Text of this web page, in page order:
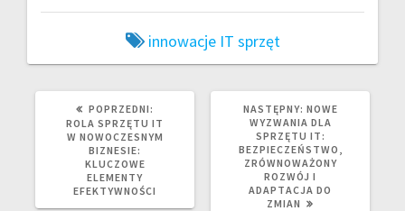
innowacje IT sprzęt
POPRZEDNI:
WPIS:
ROLA SPRZĘTU IT
W NOWOCZESNYM
BIZNESIE:
KLUCZOWE
ELEMENTY
EFEKTYWNOŚCI
NASTĘPNY: NASTĘPNY
WPIS:
NOWE
WYZWANIA DLA
SPRZĘTU IT:
BEZPIECZEŃSTWO,
ZRÓWNOWAŻONY
ROZWÓJ I
ADAPTACJA DO
ZMIAN